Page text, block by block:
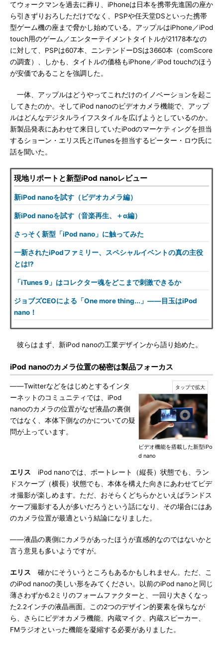
てウォークマンを過去に葬り、iPhoneは日本を携帯先進国の座か
ら引きずりおろしただけでなく、PSPや任天堂DSといった携帯
型ゲーム機の座まで脅かし始めている。アップルはiPhone／iPod
touch用のゲーム／エンターテイメントタイトルが21178本なの
に対して、PSPは607本、ニンテンドーDSは3660本（comScore
の調査）、しかも、タイトルの価格もiPhone／iPod touchのほう
が安価であることを強調した。
一体、アップルはどうやってこれだけのイノベーションを起こ
してきたのか。そしてiPod nanoのビデオカメラ機能で、アップ
ルはどんなデジタルライフスタイルを広げようとしているのか。
新製品発表にあわせて来日していたiPodのマーケティングを担当
するショーン・エリス氏とiTunesを担当するピーター・ロウ氏に
話を聞いた。
現地リポートと新型iPod nanoレビュー
新iPod nanoを試す（ビデオカメラ編）
新iPod nanoを試す（音楽再生、＋α編）
さっそく新型「iPod nano」に触ってみた
一新されたiPodファミリー、スペシャルイベントの真の主役
とは!?
「iTunes 9」はコレクター魂をどこまで刺激できるか
ジョブズCEOによる「One more thing...」――目玉はiPod
nano！
彼らはまず、新iPod nanoの工業デザインから語り始めた。
iPod nanoのカメラ位置の秘密は製品フォーカス
ビデオ機能を搭載した新型iPo
d nano
――Twitterなどをはじめとするインタ
ーネットのコミュニティでは、iPod
nanoのカメラの位置がなぜ液晶の裏側
ではなく、本体下側なのかについての疑
問が上っています。
エリス iPod nanoでは、ポートレート（縦長）状態でも、ラン
ドスケープ（横長）状態でも、本体を構えた向きにあわせてビデ
オ撮影が楽しめます。ただ、おそらくどちらかといえばランドス
ケープ撮影する人が多いだろうという話になり、その場合にはあ
のカメラ位置が最適という結論になりました。
――液晶の裏側にカメラがあったほうが直感的なのではないかと
言う意見も多いようですが。
エリス 確かにそういうところもあるかもしれません。ただ、こ
のiPod nanoの美しい形をみてください。以前のiPod nanoと同じ
薄さわずか6.2ミリのフォームファクターと、一回り大きくなっ
た2.2インチの液晶画面。この2つのデザイン的要素を保ちなが
ら、さらにビデオカメラ機能、内蔵マイク、内蔵スピーカー、
FMラジオといった機能を凝縮する必要がありました。